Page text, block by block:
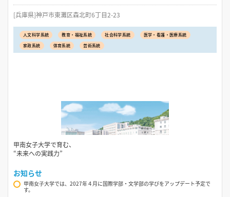
[兵庫県]神戸市東灘区森北町6丁目2-23
人文科学系統 教育・福祉系統 社会科学系統
医学・看護・医療系統
家政系統
体育系統 芸術系統
甲南女子大学で育む、
“未来への実践力”
お知らせ
甲南女子大学では、2027年４月に国際学部・文学部の学びをアップデート予定で
す。